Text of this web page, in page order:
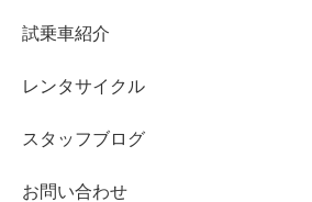
試乗車紹介
レンタサイクル
スタッフブログ
お問い合わせ